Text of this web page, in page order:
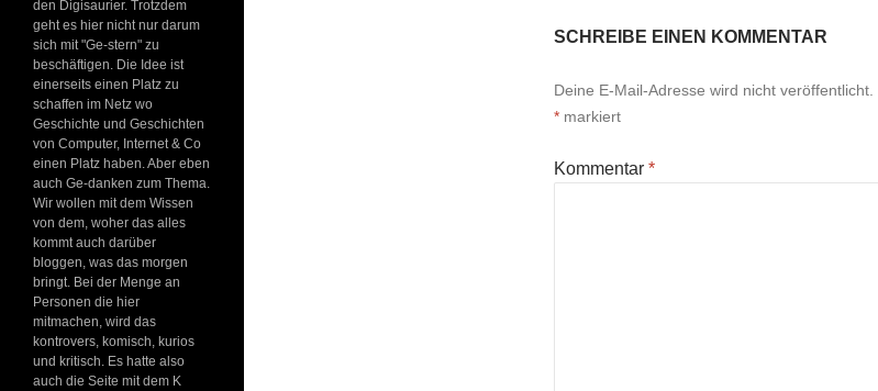
SCHREIBE EINEN KOMMENTAR
Deine E-Mail-Adresse wird nicht veröffentlicht.
* markiert
Kommentar *
den Digisaurier. Trotzdem
geht es hier nicht nur darum
sich mit "Ge-stern" zu
beschäftigen. Die Idee ist
einerseits einen Platz zu
schaffen im Netz wo
Geschichte und Geschichten
von Computer, Internet & Co
einen Platz haben. Aber eben
auch Ge-danken zum Thema.
Wir wollen mit dem Wissen
von dem, woher das alles
kommt auch darüber
bloggen, was das morgen
bringt. Bei der Menge an
Personen die hier
mitmachen, wird das
kontrovers, komisch, kurios
und kritisch. Es hatte also
auch die Seite mit dem K